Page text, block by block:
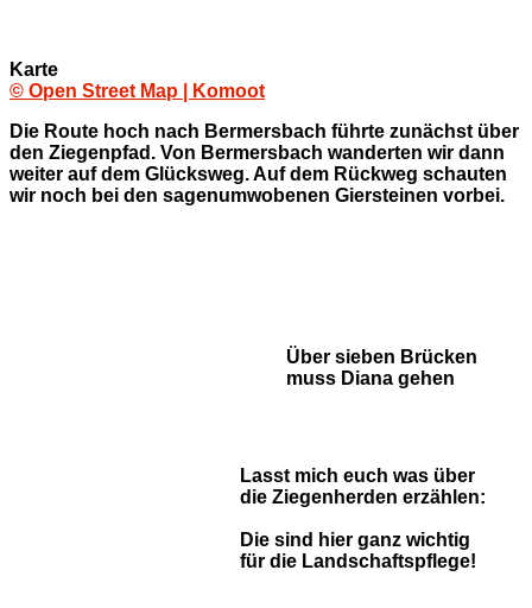
Karte
© Open Street Map | Komoot
Die Route hoch nach Bermersbach führte zunächst über
den Ziegenpfad. Von Bermersbach wanderten wir dann
weiter auf dem Glücksweg. Auf dem Rückweg schauten
wir noch bei den sagenumwobenen Giersteinen vorbei.
Über sieben Brücken
muss Diana gehen
Lasst mich euch was über
die Ziegenherden erzählen:
Die sind hier ganz wichtig
für die Landschaftspflege!